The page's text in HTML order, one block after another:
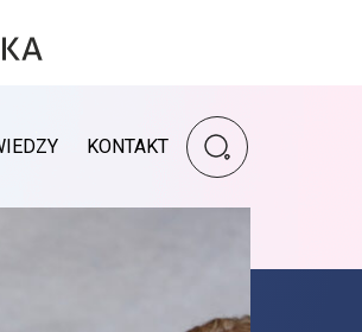
KONTAKT
Wpisz szukaną
Wyszukiwarka